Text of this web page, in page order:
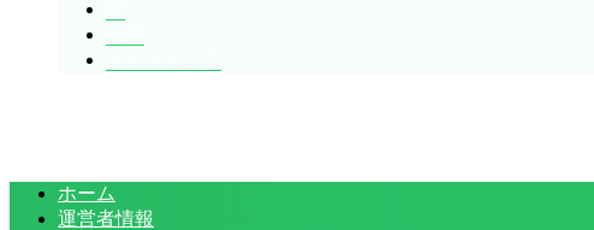
ホーム
運営者情報